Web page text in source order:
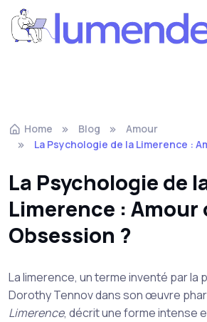
Home Blog
Amour
La Psychologie de la Limerence :
La Psychologie de
Limerence : Amour
Obsession ?
La limerence, un terme inventé par la
Dorothy Tennov dans son œuvre
Limerence, décrit une forme intense